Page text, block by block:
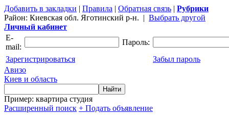
Добавить в закладки | Правила | Обратная связь | Рубрики
Район: Киевская обл. Яготинский р-н. | Выбрать другой
Личный кабинет
E-
mail:
Пароль:
Зарегистрироваться
Забыл пароль
Авизо
Киев и область
Пример: квартира студия
Расширенный поиск + Подать объявление